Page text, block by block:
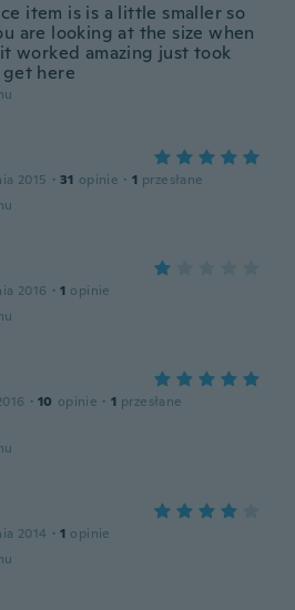
item is is a little smaller so
are looking at the size when
worked amazing just took
here
2015 · 31 opinie · 1 przesłane
2016 · 1 opinie
· 10 opinie · 1 przesłane
2014 · 1 opinie